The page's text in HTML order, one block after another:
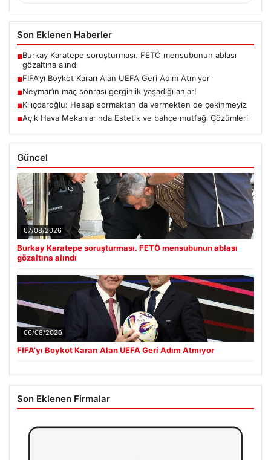
Son Eklenen Haberler
■Burkay Karatepe soruşturması. FETÖ mensubunun ablası
gözaltına alındı
■FIFA’yı Boykot Kararı Alan UEFA Geri Adım Atmıyor
■Neymar’ın maç sonrası gerginlik yaşadığı anlar!
■Kılıçdaroğlu: Hesap sormaktan da vermekten de çekinmeyiz
■Açık Hava Mekanlarında Estetik ve bahçe mutfağı Çözümleri
Güncel
07/08/2026
Burkay Karatepe soruşturması. FETÖ mensubunun ablası
gözaltına alındı
06/08/2026
FIFA’yı Boykot Kararı Alan UEFA Geri Adım Atmıyor
Son Eklenen Firmalar